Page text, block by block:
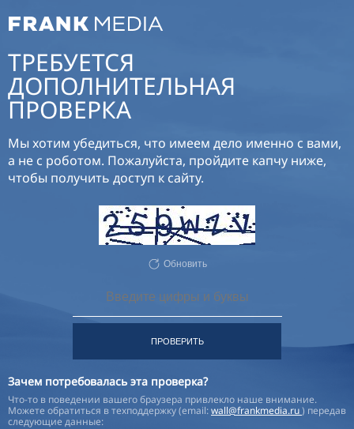
ТРЕБУЕТСЯ
ДОПОЛНИТЕЛЬНАЯ
ПРОВЕРКА
Мы хотим убедиться, что имеем дело именно с вами,
а не с роботом. Пожалуйста, пройдите капчу ниже,
чтобы получить доступ к сайту.
Обновить
ПРОВЕРИТЬ
Зачем потребовалась эта проверка?
Что-то в поведении вашего браузера привлекло наше внимание.
Можете обратиться в техподдержку (email:wall@frankmedia.ru) передав
следующие данные: